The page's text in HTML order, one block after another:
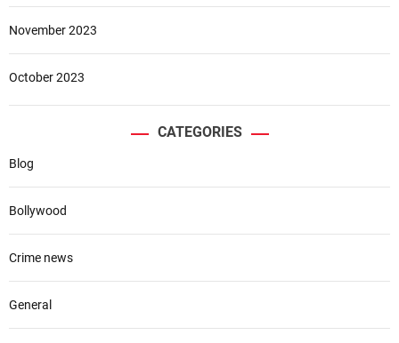
November 2023
October 2023
CATEGORIES
Blog
Bollywood
Crime news
General